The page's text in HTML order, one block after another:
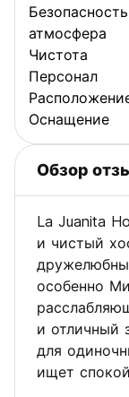
Безопасность
атмосфера
Чистота
Персонал
Оснащение
Обзор
La Juanita
и чистый
особенно
и отличный
для
ищет